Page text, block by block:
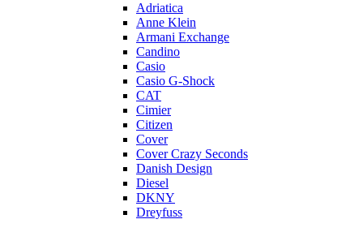
Adriatica
Anne Klein
Armani Exchange
Candino
Casio
Casio G-Shock
CAT
Cimier
Citizen
Cover
Cover Crazy Seconds
Danish Design
Diesel
DKNY
Dreyfuss